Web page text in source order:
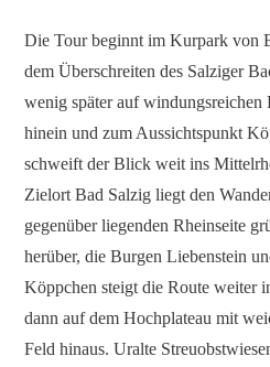
Die Tour beginnt im Kurpark von
dem Überschreiten des Salziger
wenig später auf windungsreichen
hinein und zum Aussichtspunkt
schweift der Blick weit ins
Zielort Bad Salzig liegt den
gegenüber liegenden Rheinseite
herüber, die Burgen Liebenstein
Köppchen steigt die Route weiter
dann auf dem Hochplateau mit
Feld hinaus. Uralte